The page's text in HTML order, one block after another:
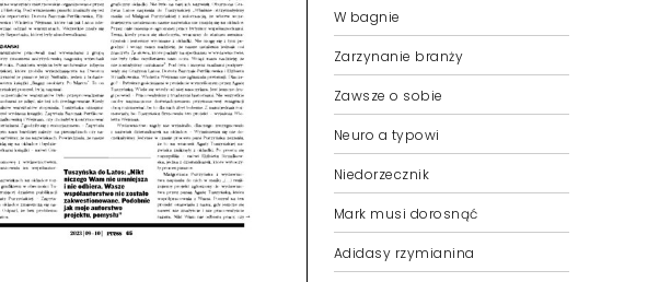
W bagnie
Zarzynanie branży
Zawsze o sobie
Neuro a typowi
Niedorzecznik
Mark musi dorosnąć
Adidasy rzymianina